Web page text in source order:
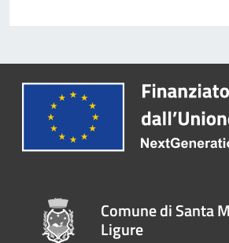
Comune di Santa
Ligure